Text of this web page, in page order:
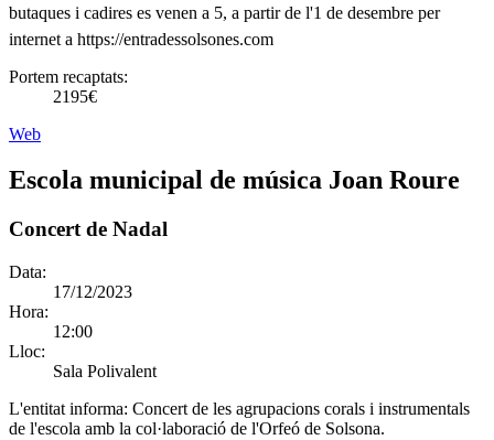
butaques i cadires es venen a 5, a partir de l'1 de desembre per
internet a https://entradessolsones.com
Portem recaptats:
2195€
Web
Escola municipal de música Joan Roure
Concert de Nadal
Data:
17/12/2023
Hora:
12:00
Lloc:
Sala Polivalent
L'entitat informa: Concert de les agrupacions corals i instrumentals
de l'escola amb la col·laboració de l'Orfeó de Solsona.